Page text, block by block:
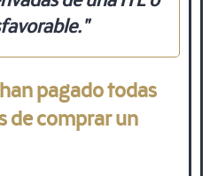
."
pagado todas
de comprar un